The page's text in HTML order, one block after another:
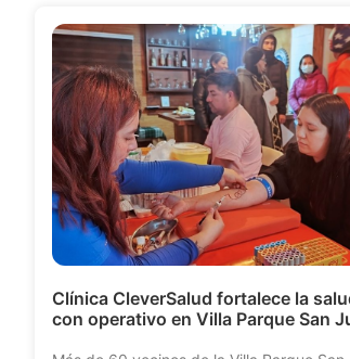
Clínica CleverSalud fortalece la
con operativo en Villa Parque San